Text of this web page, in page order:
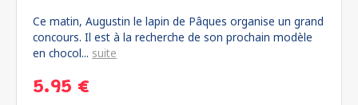
Ce matin, Augustin le lapin de Pâques organise un grand
concours. Il est à la recherche de son prochain modèle
en chocol... suite
5.95 €